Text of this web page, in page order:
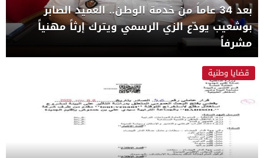
بعد 34 عاماً من خدمة الوطن.. العميد الصابر
بوشعيب يودّع الزي الرسمي ويترك إرثاً مهنياً
مشرفاً
قضايا وطنية